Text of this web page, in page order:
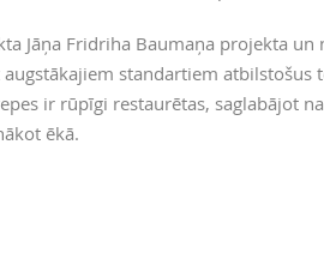
Jāņa Fridriha Baumaņa projekta
standartiem
ir rūpīgi restaurētas, saglabājot
ēkā.